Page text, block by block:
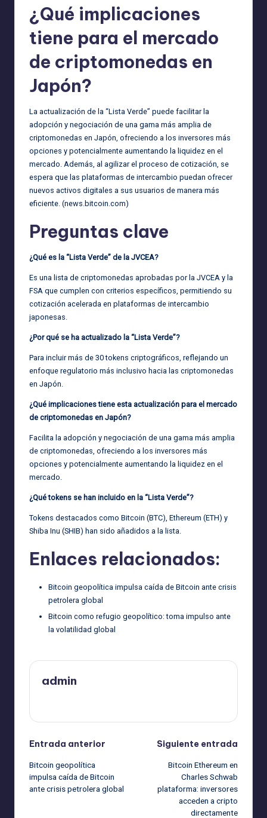
¿Qué implicaciones
tiene para el mercado
de criptomonedas en
Japón?
La actualización de la “Lista Verde” puede facilitar la
adopción y negociación de una gama más amplia de
criptomonedas en Japón, ofreciendo a los inversores más
opciones y potencialmente aumentando la liquidez en el
mercado. Además, al agilizar el proceso de cotización, se
espera que las plataformas de intercambio puedan ofrecer
nuevos activos digitales a sus usuarios de manera más
eficiente. (news.bitcoin.com)
Preguntas clave
¿Qué es la “Lista Verde” de la JVCEA?
Es una lista de criptomonedas aprobadas por la JVCEA y la
FSA que cumplen con criterios específicos, permitiendo su
cotización acelerada en plataformas de intercambio
japonesas.
¿Por qué se ha actualizado la “Lista Verde”?
Para incluir más de 30 tokens criptográficos, reflejando un
enfoque regulatorio más inclusivo hacia las criptomonedas
en Japón.
¿Qué implicaciones tiene esta actualización para el mercado
de criptomonedas en Japón?
Facilita la adopción y negociación de una gama más amplia
de criptomonedas, ofreciendo a los inversores más
opciones y potencialmente aumentando la liquidez en el
mercado.
¿Qué tokens se han incluido en la “Lista Verde”?
Tokens destacados como Bitcoin (BTC), Ethereum (ETH) y
Shiba Inu (SHIB) han sido añadidos a la lista.
Enlaces relacionados:
Bitcoin geopolítica impulsa caída de Bitcoin ante crisis
petrolera global
Bitcoin como refugio geopolítico: toma impulso ante
la volatilidad global
admin
Navegación
de
entradas
Entrada anterior
Bitcoin geopolítica
impulsa caída de Bitcoin
ante crisis petrolera global
Siguiente entrada
Bitcoin Ethereum en
Charles Schwab
plataforma: inversores
acceden a cripto
directamente